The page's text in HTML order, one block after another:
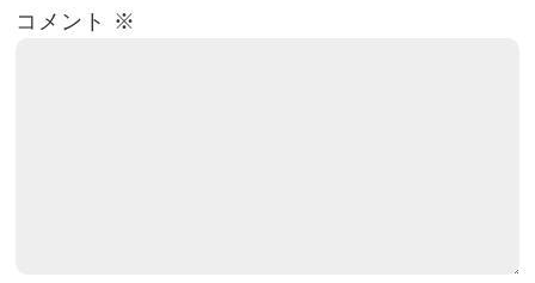
コメント ※